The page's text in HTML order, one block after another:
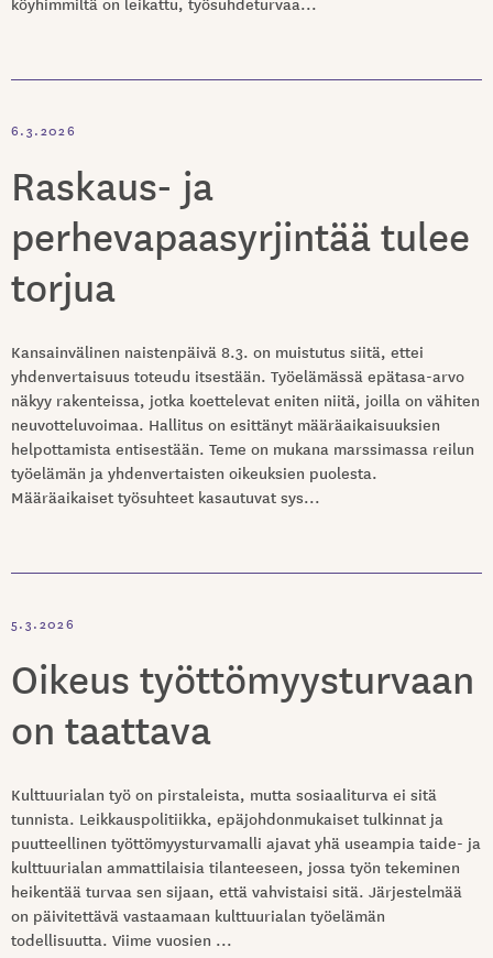
6.3.2026
Raskaus- ja
perhevapaasyrjintää tulee
torjua
Kansainvälinen naistenpäivä 8.3. on muistutus siitä, ettei
yhdenvertaisuus toteudu itsestään. Työelämässä epätasa-arvo
näkyy rakenteissa, jotka koettelevat eniten niitä, joilla on vähiten
neuvotteluvoimaa. Hallitus on esittänyt määräaikaisuuksien
helpottamista entisestään. Teme on mukana marssimassa reilun
työelämän ja yhdenvertaisten oikeuksien puolesta.
Määräaikaiset työsuhteet kasautuvat sys...
5.3.2026
Oikeus työttömyysturvaan
on taattava
Kulttuurialan työ on pirstaleista, mutta sosiaaliturva ei sitä
tunnista. Leikkauspolitiikka, epäjohdonmukaiset tulkinnat ja
puutteellinen työttömyysturvamalli ajavat yhä useampia taide- ja
kulttuurialan ammattilaisia tilanteeseen, jossa työn tekeminen
heikentää turvaa sen sijaan, että vahvistaisi sitä. Järjestelmää
on päivitettävä vastaamaan kulttuurialan työelämän
todellisuutta. Viime vuosien ...